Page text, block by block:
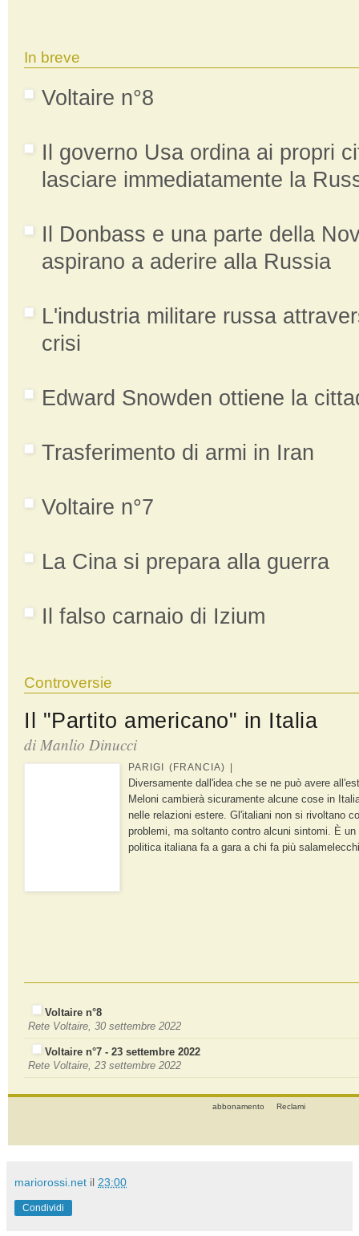
In breve
Voltaire n°8
Il governo Usa ordina ai propri
lasciare immediatamente la
Il Donbass e una parte della
aspirano a aderire alla Russia
L'industria militare russa
crisi
Edward Snowden ottiene la
Trasferimento di armi in Iran
Voltaire n°7
La Cina si prepara alla guerra
Il falso carnaio di Izium
Controversie
Il "Partito americano" in Italia
di Manlio Dinucci
PARIGI (FRANCIA) |
Diversamente dall'idea che se ne può avere
Meloni cambierà sicuramente alcune cose in
nelle relazioni estere. Gl'italiani non si rivoltano
problemi, ma soltanto contro alcuni sintomi. È
politica italiana fa a gara a chi fa più
Voltaire n°8
Rete Voltaire, 30 settembre 2022
Voltaire n°7 - 23 settembre 2022
Rete Voltaire, 23 settembre 2022
abbonamento Reclami
mariorossi.net il 23:00
Condividi